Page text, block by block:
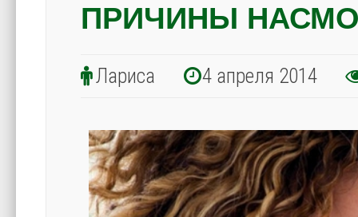
ПРИЧИНЫ
Лариса 4 апреля 2014